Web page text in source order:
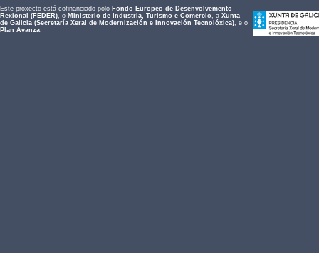
Este proxecto está cofinanciado polo Fondo Europeo de Desenvolvemento
Rexional (FEDER), o Ministerio de Industria, Turismo e Comercio, a Xunta
de Galicia (Secretaría Xeral de Modernización e Innovación Tecnolóxica), e o
Plan Avanza.